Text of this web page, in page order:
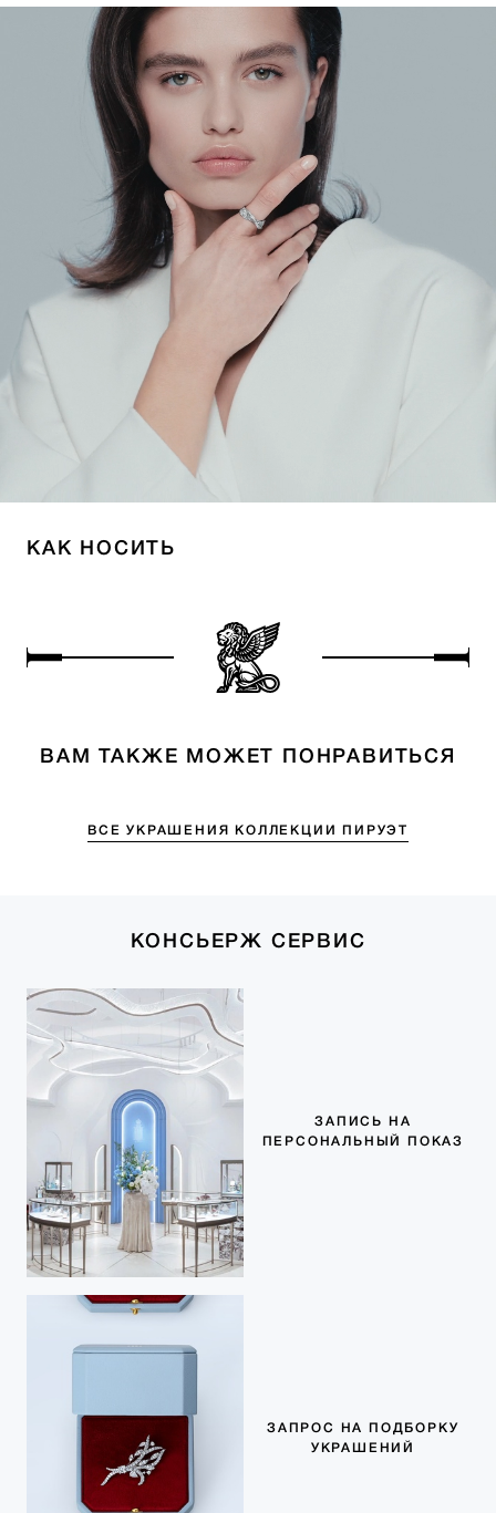
КАК НОСИТЬ
ВАМ ТАКЖЕ МОЖЕТ ПОНРАВИТЬСЯ
ВСЕ УКРАШЕНИЯ КОЛЛЕКЦИИ ПИРУЭТ
КОНСЬЕРЖ СЕРВИС
ЗАПИСЬ НА
ПЕРСОНАЛЬНЫЙ ПОКАЗ
ЗАПРОС НА ПОДБОРКУ
УКРАШЕНИЙ